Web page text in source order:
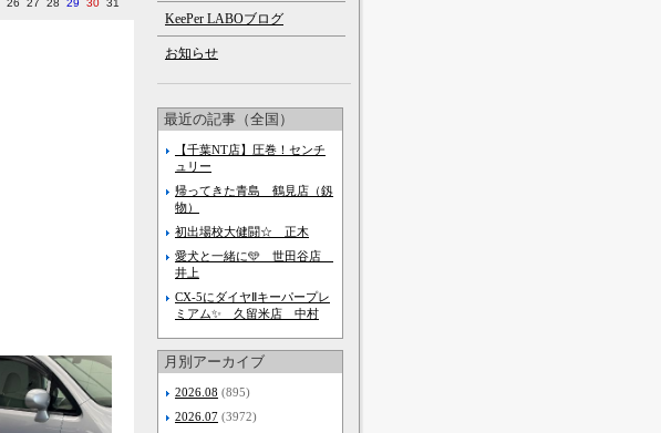
26 27 28 29 30 31
KeePer LABOブログ
お知らせ
最近の記事（全国）
【千葉NT店】圧巻！センチ
ュリー
帰ってきた青島 鶴見店（釼
物）
初出場校大健闘☆ 正木
愛犬と一緒に🩵 世田谷店
井上
CX-5にダイヤⅡキーパープレ
ミアム✨️ 久留米店 中村
月別アーカイブ
2026.08 (895)
2026.07 (3972)